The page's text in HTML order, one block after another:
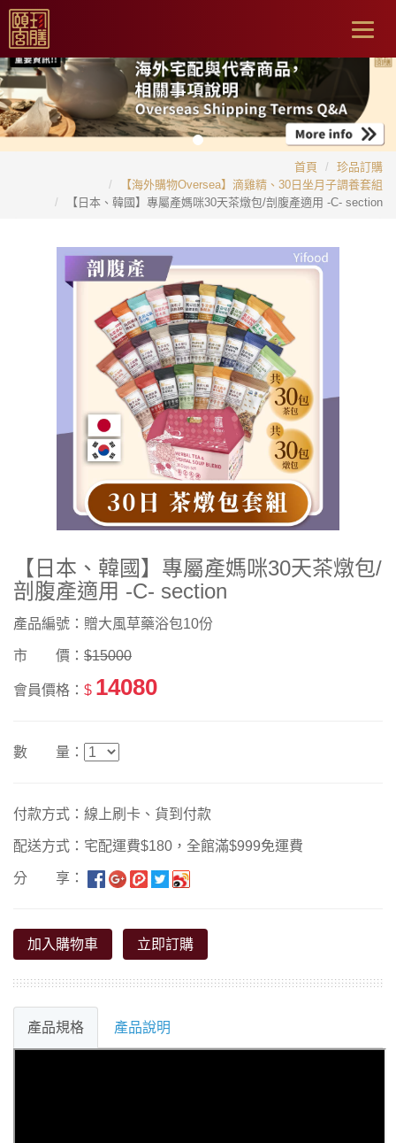
首頁
珍品訂購
【海外購物Oversea】滴雞精、30日坐月子調養套組
【日本、韓國】專屬產媽咪30天茶燉包/剖腹產適用 -C- section
【日本、韓國】專屬產媽咪30天茶燉包/
剖腹產適用 -C- section
產品編號：贈大風草藥浴包10份
市 價： $15000
會員價格： $ 14080
數 量：
付款方式：線上刷卡、貨到付款
配送方式：宅配運費$180，全館滿$999免運費
分 享：
加入購物車 立即訂購
產品規格 產品說明